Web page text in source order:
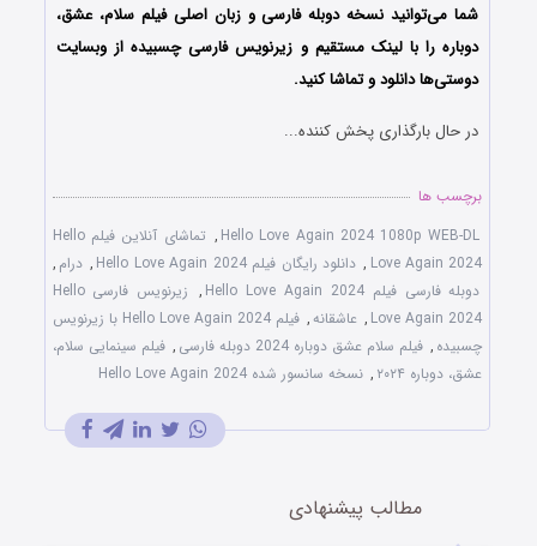
شما می‌توانید نسخه دوبله فارسی و زبان اصلی فیلم سلام، عشق،
دوباره را با ‌لینک مستقیم و زیرنویس فارسی چسبیده از وبسایت
دوستی‌ها دانلود و تماشا کنید.
در حال بارگذاری پخش کننده...
برچسب ها
Hello Love Again 2024 1080p WEB-DL
,
تماشای آنلاین فیلم Hello
Love Again 2024
, دانلود رایگان فیلم Hello Love Again 2024 , درام ,
دوبله فارسی فیلم Hello Love Again 2024
,
زیرنویس فارسی Hello
Love Again 2024
, عاشقانه,
فیلم Hello Love Again 2024 با زیرنویس
چسبیده , فیلم سلام عشق دوباره 2024 دوبله فارسی , فیلم سینمایی سلام،
عشق، دوباره ۲۰۲۴
, نسخه سانسور شده Hello Love Again 2024
مطالب پیشنهادی